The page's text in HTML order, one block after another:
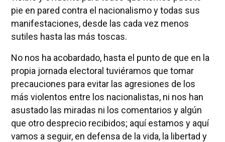
pie en pared contra el nacionalismo y todas sus
manifestaciones, desde las cada vez menos
sutiles hasta las más toscas.
No nos ha acobardado, hasta el punto de que en la
propia jornada electoral tuviéramos que tomar
precauciones para evitar las agresiones de los
más violentos entre los nacionalistas, ni nos han
asustado las miradas ni los comentarios y algún
que otro desprecio recibidos; aquí estamos y aquí
vamos a seguir, en defensa de la vida, la libertad y